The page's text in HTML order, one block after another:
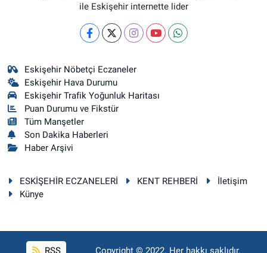
ile Eskişehir internette lider
Eskişehir Nöbetçi Eczaneler
Eskişehir Hava Durumu
Eskişehir Trafik Yoğunluk Haritası
Puan Durumu ve Fikstür
Tüm Manşetler
Son Dakika Haberleri
Haber Arşivi
ESKİŞEHİR ECZANELERİ KENT REHBERİ
İletişim
Künye
RSS Copyright © 2022. Her hakkı saklıdır.